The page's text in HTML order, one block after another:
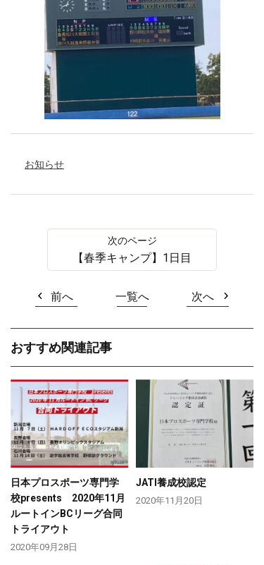
お知らせ
【春季キャンプ】1日目
前へ 一覧へ 次へ
おすすめ関連記事
日本プロスポーツ専門学
校presents 2020年11月
ルートインBCリーグ合同
トライアウト
2020年09月28日
JATI養成校認定
2020年11月20日